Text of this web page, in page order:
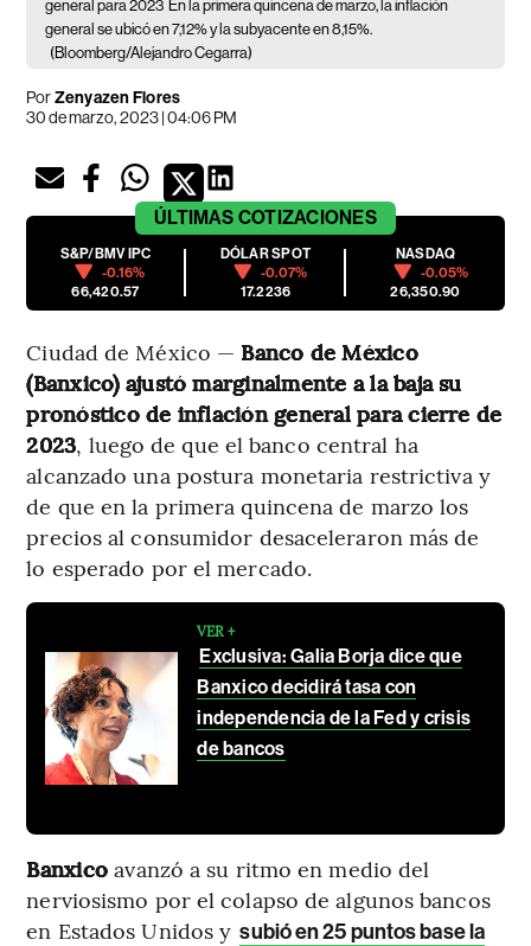
general para 2023 En la primera quincena de marzo, la inflación
general se ubicó en 7,12% y la subyacente en 8,15%.
(Bloomberg/Alejandro Cegarra)
PorZenyazen Flores
30 de marzo, 2023 | 04:06 PM
ÚLTIMAS COTIZACIONES
S&P/BMV IPC
-0.16%
66,420.57
DÓLAR SPOT
-0.07%
17.2236
NASDAQ
-0.05%
26,350.90
Ciudad de México — Banco de México
(Banxico) ajustó marginalmente a la baja su
pronóstico de inflación general para cierre de
2023, luego de que el banco central ha
alcanzado una postura monetaria restrictiva y
de que en la primera quincena de marzo los
precios al consumidor desaceleraron más de
lo esperado por el mercado.
VER +
Exclusiva: Galia Borja dice que
Banxico decidirá tasa con
independencia de la Fed y crisis
de bancos
Banxicoavanzó a su ritmo en medio del
nerviosismo por el colapso de algunos bancos
en Estados Unidos y subió en 25 puntos base la